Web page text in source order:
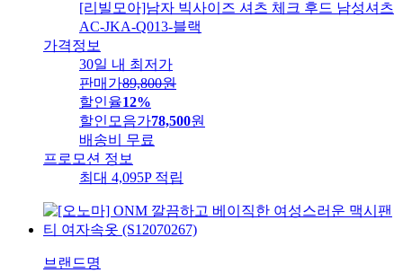
[리빌모아]남자 빅사이즈 셔츠 체크 후드 남성셔츠
AC-JKA-Q013-블랙
가격정보
30일 내 최저가
판매가89,800원
할인율12%
할인모음가78,500원
배송비
무료
프로모션 정보
최대 4,095P 적립
브랜드명